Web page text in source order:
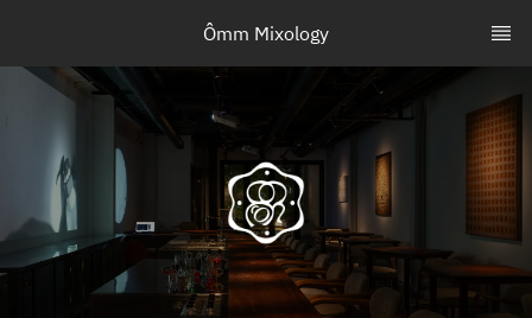
Ômm Mixology